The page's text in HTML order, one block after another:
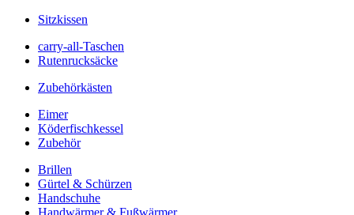
Sitzkissen
carry-all-Taschen
Rutenrucksäcke
Zubehörkästen
Eimer
Köderfischkessel
Zubehör
Brillen
Gürtel & Schürzen
Handschuhe
Handwärmer & Fußwärmer